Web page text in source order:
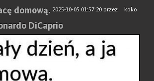
2025-10-05 01:57:20przez koko
domową.
DiCaprio